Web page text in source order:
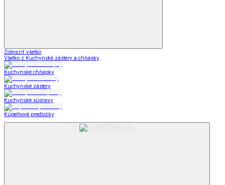
Zobraziť všetko
Všetko z Kuchynské zástery a chňapky
Kuchynské chňapky
Kuchynské zástery
Kuchynské súpravy
Kúpeľňové predložky